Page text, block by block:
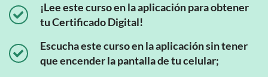
¡Lee este curso en la aplicación para obtener
tu Certificado Digital!
Escucha este curso en la aplicación sin tener
que encender la pantalla de tu celular;